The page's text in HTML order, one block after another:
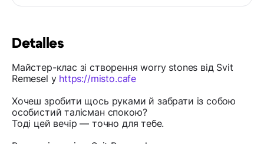
Detalles
Майстер-клас зі створення worry stones від Svit
Remesel у https://misto.cafe
Хочеш зробити щось руками й забрати із собою
особистий талісман спокою?
Тоді цей вечір — точно для тебе.